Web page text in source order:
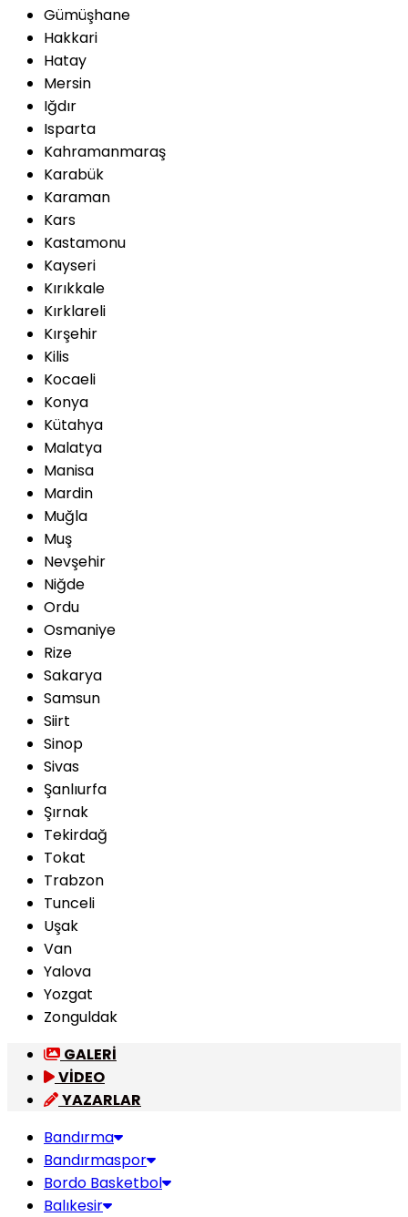
Gümüşhane
Hakkari
Hatay
Mersin
Iğdır
Isparta
Kahramanmaraş
Karabük
Karaman
Kars
Kastamonu
Kayseri
Kırıkkale
Kırklareli
Kırşehir
Kilis
Kocaeli
Konya
Kütahya
Malatya
Manisa
Mardin
Muğla
Muş
Nevşehir
Niğde
Ordu
Osmaniye
Rize
Sakarya
Samsun
Siirt
Sinop
Sivas
Şanlıurfa
Şırnak
Tekirdağ
Tokat
Trabzon
Tunceli
Uşak
Van
Yalova
Yozgat
Zonguldak
GALERİ
VİDEO
YAZARLAR
Bandırma
Bandırmaspor
Bordo Basketbol
Balıkesir